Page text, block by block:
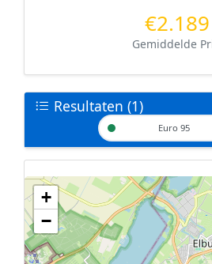
€2.189
Gemiddelde
Resultaten (1)
Euro 95
Geen tankstations met locatiegegevens
De kaart kan niet worden weergegeven zonder
+
−